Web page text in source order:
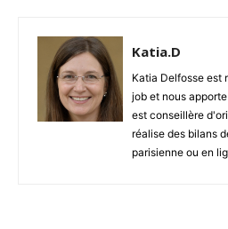
Katia.D
Katia Delfosse est
job et nous
est conseillère
réalise des bilans
parisienne ou en